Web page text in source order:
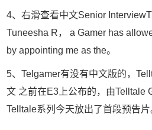
4、右滑查看中文Senior
Tuneesha R， a Gamer has
by appointing me as the。
5、Telgamer有没有中文版的，
文 之前在E3上公布的，由Telltale
Telltale系列今天放出了首段预告片